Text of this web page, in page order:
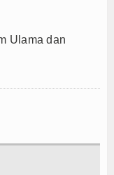
Ulama dan